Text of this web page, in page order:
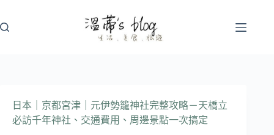
至
日本｜京都宮津｜元伊勢籠神社完整攻略－天橋立
必訪千年神社、交通費用、周邊景點一次搞定